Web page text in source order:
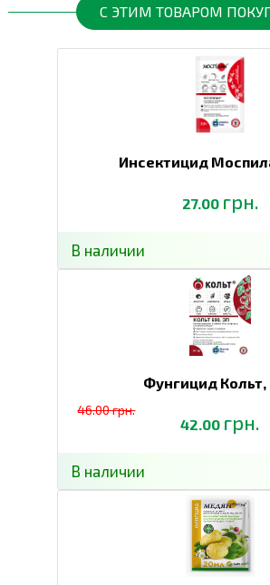
С ЭТИМ ТОВАРОМ
Инсектицид
27.00 грн.
В наличии
Фунгицид Кольт,
42.00 грн.
46.00 грн.
В наличии